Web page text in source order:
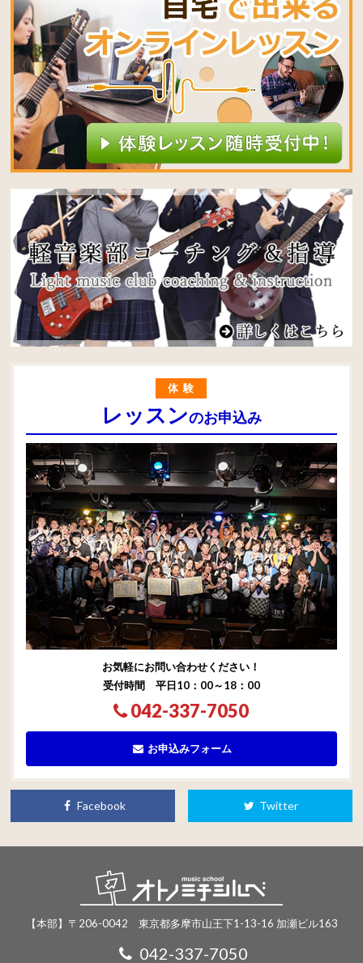
体験
レッスンのお申込み
お気軽にお問い合わせください！
受付時間 平日10：00～18：00
042-337-7050
お申込みフォーム
Facebook Twitter
【本部】〒206-0042 東京都多摩市山王下1-13-16 加瀬ビル163
042-337-7050